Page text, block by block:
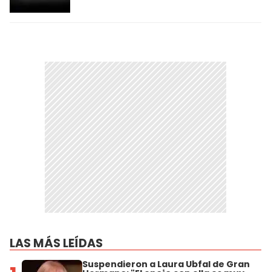
LAS MÁS LEÍDAS
Suspendieron a Laura Ubfal de Gran